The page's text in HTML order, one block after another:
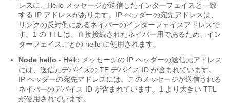
レスに、Hello メッセージが送信したインターフェイスと一致
する IP アドレスがあります。IP ヘッダーの宛先アドレスは、
リンクの反対側にあるネイバーのインターフェイスアドレスで
す。1 の TTL は、直接接続されたネイバー用であるため、イン
ターフェイスごとの hello に使用されます。
Node hello - Hello メッセージの IP ヘッダーの送信元アドレス
には、送信元デバイスの TE デバイス ID が含まれています。
IP ヘッダーの宛先アドレスには、このメッセージが送信される
ネイバーのデバイス ID が含まれています。1 より大きい TTL
が使用されています。